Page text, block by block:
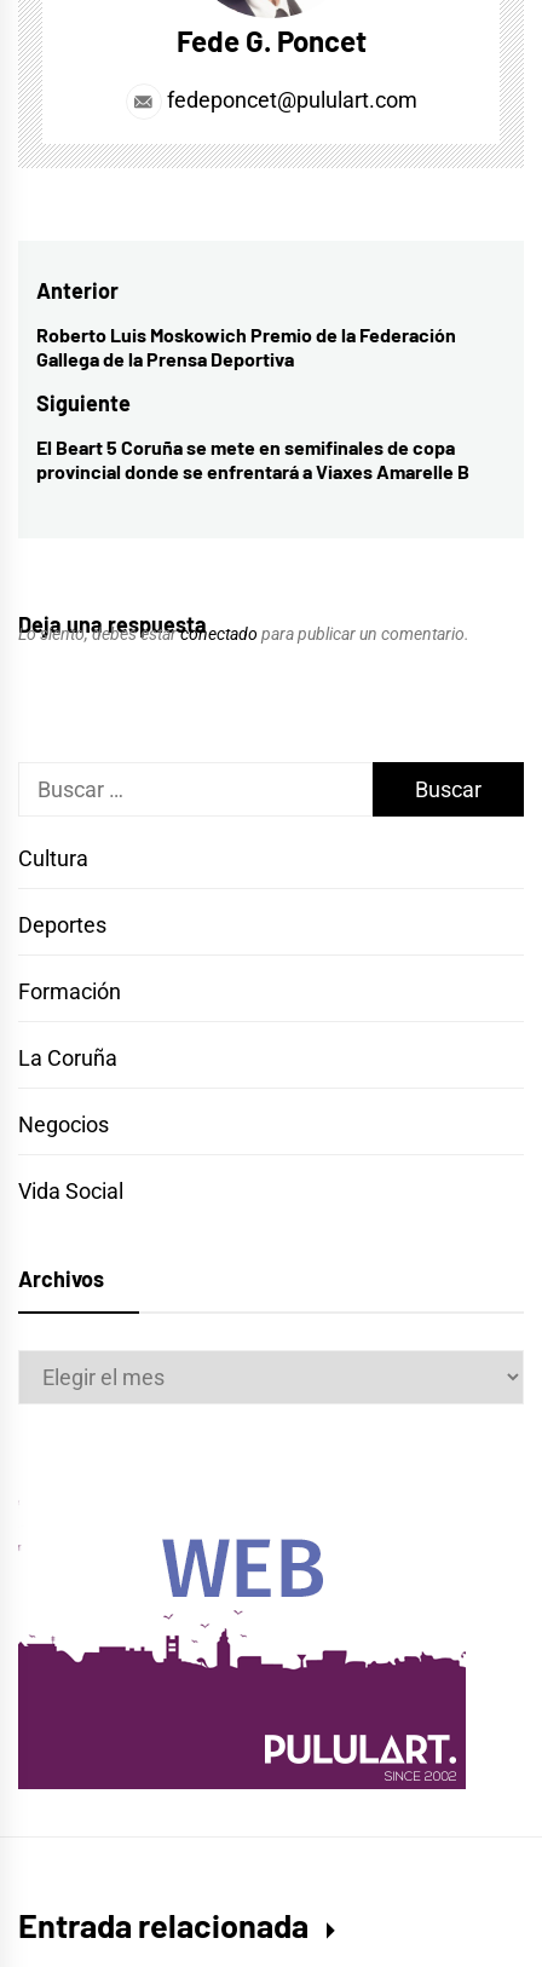
Fede G. Poncet
fedeponcet@pululart.com
Navegación
de
entradas
Anterior
Entrada
anterior:
Roberto Luis Moskowich Premio de la Federación
Gallega de la Prensa Deportiva
Siguiente
Entrada
siguiente:
El Beart 5 Coruña se mete en semifinales de copa
provincial donde se enfrentará a Viaxes Amarelle B
Deja una respuesta
Lo siento, debes estarconectado para publicar un comentario.
Buscar:
Cultura
Deportes
Formación
La Coruña
Negocios
Vida Social
Archivos
Archivos
Entrada relacionada